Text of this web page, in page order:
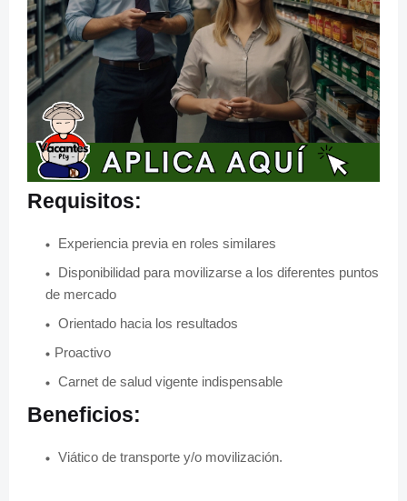
Requisitos:
Experiencia previa en roles similares
Disponibilidad para movilizarse a los diferentes puntos
de mercado
Orientado hacia los resultados
Proactivo
Carnet de salud vigente indispensable
Beneficios:
Viático de transporte y/o movilización.